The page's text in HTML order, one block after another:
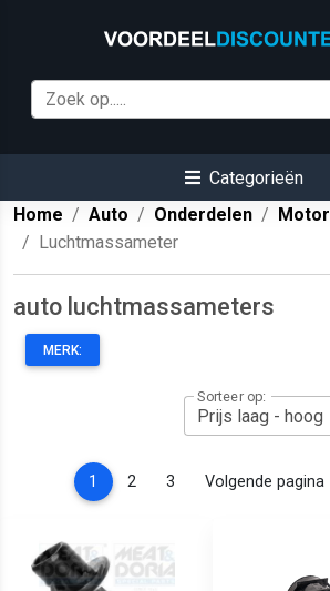
Categorieën
Home
Auto Onderdelen
Motor
Luchtmassameter
auto luchtmassameters
MERK:
Sorteer op:
1 (current)
2 3 Volgende pagina